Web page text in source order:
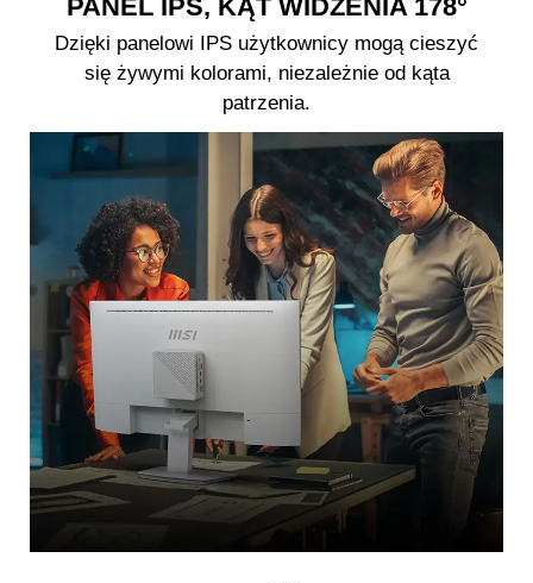
PANEL IPS, KĄT WIDZENIA 178°
Dzięki panelowi IPS użytkownicy mogą cieszyć
się żywymi kolorami, niezależnie od kąta
patrzenia.